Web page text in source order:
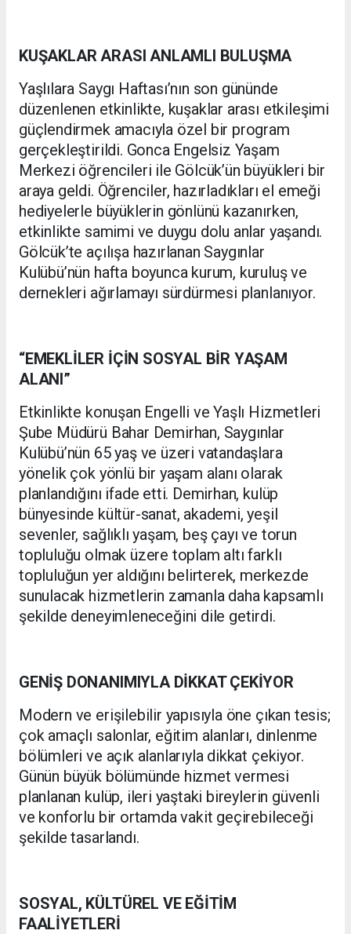
KUŞAKLAR ARASI ANLAMLI BULUŞMA
Yaşlılara Saygı Haftası’nın son gününde
düzenlenen etkinlikte, kuşaklar arası etkileşimi
güçlendirmek amacıyla özel bir program
gerçekleştirildi. Gonca Engelsiz Yaşam
Merkezi öğrencileri ile Gölcük’ün büyükleri bir
araya geldi. Öğrenciler, hazırladıkları el emeği
hediyelerle büyüklerin gönlünü kazanırken,
etkinlikte samimi ve duygu dolu anlar yaşandı.
Gölcük’te açılışa hazırlanan Saygınlar
Kulübü’nün hafta boyunca kurum, kuruluş ve
dernekleri ağırlamayı sürdürmesi planlanıyor.
“EMEKLİLER İÇİN SOSYAL BİR YAŞAM
ALANI”
Etkinlikte konuşan Engelli ve Yaşlı Hizmetleri
Şube Müdürü Bahar Demirhan, Saygınlar
Kulübü’nün 65 yaş ve üzeri vatandaşlara
yönelik çok yönlü bir yaşam alanı olarak
planlandığını ifade etti. Demirhan, kulüp
bünyesinde kültür-sanat, akademi, yeşil
sevenler, sağlıklı yaşam, beş çayı ve torun
topluluğu olmak üzere toplam altı farklı
topluluğun yer aldığını belirterek, merkezde
sunulacak hizmetlerin zamanla daha kapsamlı
şekilde deneyimleneceğini dile getirdi.
GENİŞ DONANIMIYLA DİKKAT ÇEKİYOR
Modern ve erişilebilir yapısıyla öne çıkan tesis;
çok amaçlı salonlar, eğitim alanları, dinlenme
bölümleri ve açık alanlarıyla dikkat çekiyor.
Günün büyük bölümünde hizmet vermesi
planlanan kulüp, ileri yaştaki bireylerin güvenli
ve konforlu bir ortamda vakit geçirebileceği
şekilde tasarlandı.
SOSYAL, KÜLTÜREL VE EĞİTİM
FAALİYETLERİ